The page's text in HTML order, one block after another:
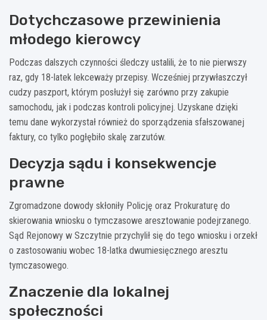
Dotychczasowe przewinienia
młodego kierowcy
Podczas dalszych czynności śledczy ustalili, że to nie pierwszy
raz, gdy 18-latek lekceważy przepisy. Wcześniej przywłaszczył
cudzy paszport, którym posłużył się zarówno przy zakupie
samochodu, jak i podczas kontroli policyjnej. Uzyskane dzięki
temu dane wykorzystał również do sporządzenia sfałszowanej
faktury, co tylko pogłębiło skalę zarzutów.
Decyzja sądu i konsekwencje
prawne
Zgromadzone dowody skłoniły Policję oraz Prokuraturę do
skierowania wniosku o tymczasowe aresztowanie podejrzanego.
Sąd Rejonowy w Szczytnie przychylił się do tego wniosku i orzekł
o zastosowaniu wobec 18-latka dwumiesięcznego aresztu
tymczasowego.
Znaczenie dla lokalnej
społeczności